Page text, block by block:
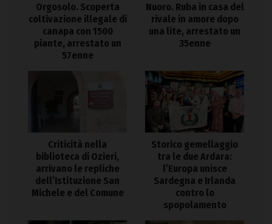
Orgosolo. Scoperta
coltivazione illegale di
canapa con 1500
piante, arrestato un
57enne
Nuoro. Ruba in casa del
rivale in amore dopo
una lite, arrestato un
35enne
Criticità nella
biblioteca di Ozieri,
arrivano le repliche
dell’Istituzione San
Michele e del Comune
Storico gemellaggio
tra le due Ardara:
l’Europa unisce
Sardegna e Irlanda
contro lo
spopolamento